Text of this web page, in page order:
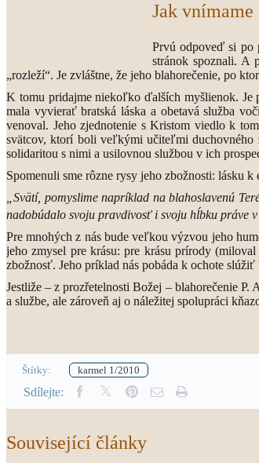
Jak
Prvú odpoveď si po
stránok spoznali. A
„rozleží“. Je zvláštne, že jeho blahorečenie, po
K tomu pridajme niekoľko ďalších myšlienok. Je
mala vyvierať bratská láska a obetavá služba
venoval. Jeho zjednotenie s Kristom viedlo k
svätcov, ktorí boli veľkými učiteľmi
solidaritou s nimi a usilovnou službou v ich
Spomenuli sme rôzne rysy jeho zbožnosti: lásku
„Svätí, pomyslime napríklad na blahoslavenú
nadobúdalo svoju pravdivosť i svoju hĺbku práve
Pre mnohých z nás bude veľkou výzvou jeho
jeho zmysel pre krásu: pre krásu prírody
zbožnosť. Jeho príklad nás pobáda k ochote
Jestliže – z prozřetelnosti Božej – blahorečenie
a službe, ale zároveň aj o náležitej spolupráci
Štítky: karmel 1/2010
Sdílejte:
Související články